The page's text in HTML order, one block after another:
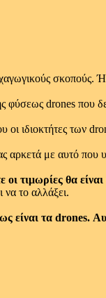
φύσεως drones που
οι ιδιοκτήτες των
με αυτό που
τιμωρίες θα είναι
να το αλλάξει.
είναι τα drones.